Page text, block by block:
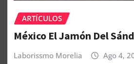
ARTÍCULOS
México El Jamón Del
Laborissmo Morelia Ago 4,